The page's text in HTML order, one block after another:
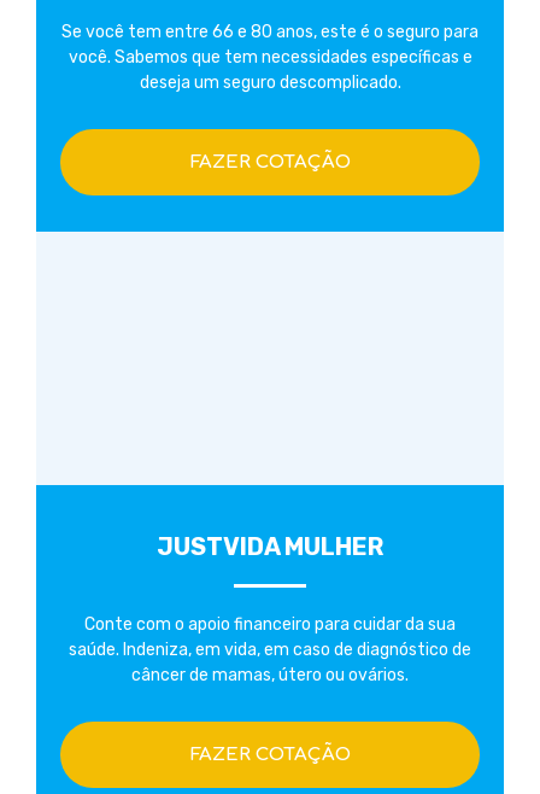
Se você tem entre 66 e 80 anos, este é o seguro para
você. Sabemos que tem necessidades específicas e
deseja um seguro descomplicado.
FAZER COTAÇÃO
JUSTVIDA MULHER
Conte com o apoio financeiro para cuidar da sua
saúde. Indeniza, em vida, em caso de diagnóstico de
câncer de mamas, útero ou ovários.
FAZER COTAÇÃO